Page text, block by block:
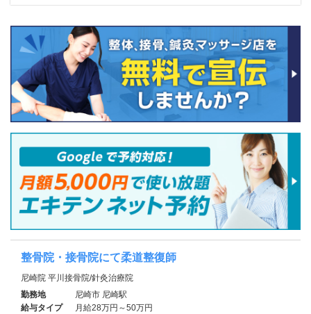
整骨院・接骨院にて柔道整復師
尼崎院 平川接骨院/針灸治療院
勤務地
尼崎市 尼崎駅
給与タイプ
月給28万円～50万円